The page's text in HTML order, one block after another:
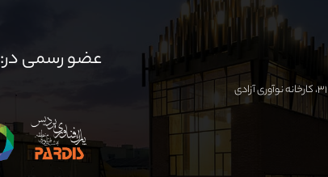
عضو رسمی در: